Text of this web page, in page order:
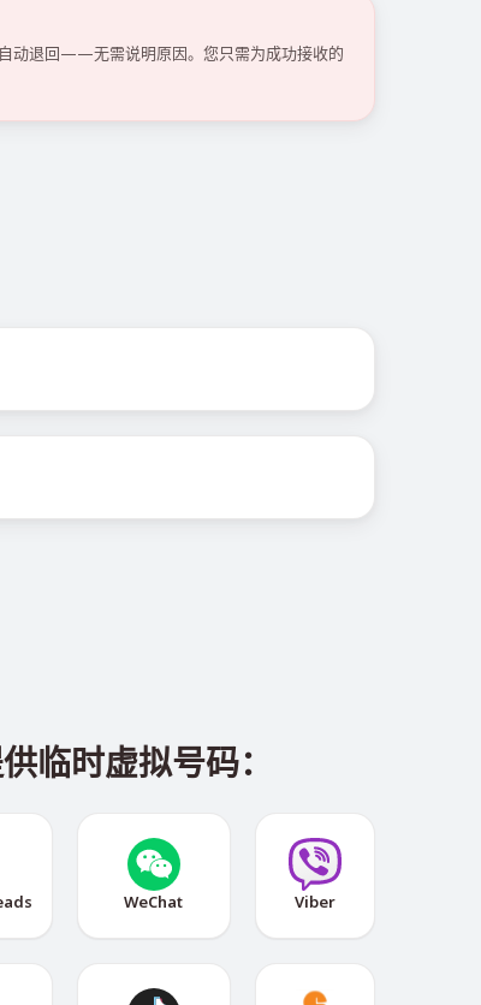
动退回——无需说明原因。您只需为成功接收的
临时虚拟号码：
WeChat Viber